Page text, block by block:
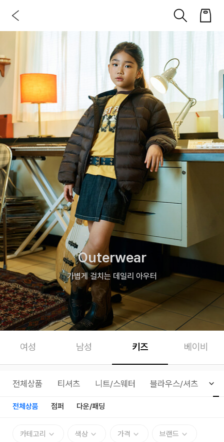
Outerwear
가볍게 걸치는 데일리 아우터
여성 남성 키즈 베이비
전체상품 티셔츠 니트/스웨터 블라우스/셔츠 아
전체상품 점퍼 다운/패딩
카테고리 색상 가격 브랜드